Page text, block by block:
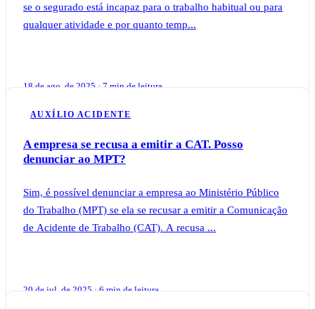
se o segurado está incapaz para o trabalho habitual ou para
qualquer atividade e por quanto temp...
18 de ago. de 2025 · 7 min de leitura
AUXÍLIO ACIDENTE
A empresa se recusa a emitir a CAT. Posso
denunciar ao MPT?
Sim, é possível denunciar a empresa ao Ministério Público
do Trabalho (MPT) se ela se recusar a emitir a Comunicação
de Acidente de Trabalho (CAT). A recusa ...
20 de jul. de 2025 · 6 min de leitura